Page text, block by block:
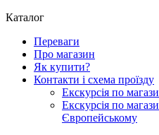
Каталог
Переваги
Про магазин
Як купити?
Контакти і схема проїзду
Екскурсія по
Екскурсія по
Європейському